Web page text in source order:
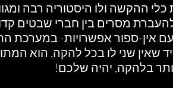
ההקשה ולו היסטוריה רבה
מסרים בין חברי שבטים
אין-ספור אפשרויות- במערכת
שאין שני לו בכל להקה, הוא
בלהקה, יהיה שלכם!